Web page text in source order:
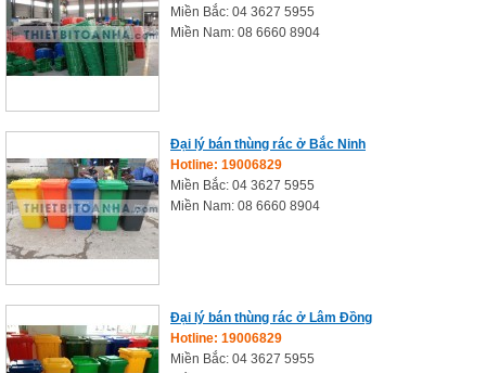
Miền Bắc: 04 3627 5955
Miền Nam: 08 6660 8904
Đại lý bán thùng rác ở Bắc Ninh
Hotline: 19006829
Miền Bắc: 04 3627 5955
Miền Nam: 08 6660 8904
Đại lý bán thùng rác ở Lâm Đồng
Hotline: 19006829
Miền Bắc: 04 3627 5955